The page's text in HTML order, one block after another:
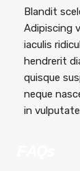
Blandit
Adipiscing
iaculis
hendrerit
quisque
neque
in